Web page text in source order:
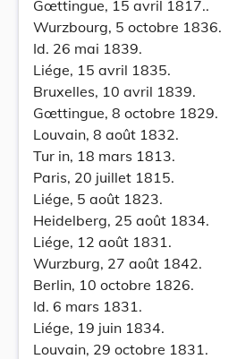
Gœttingue, 15 avril 1817..
Wurzbourg, 5 octobre 1836.
Id. 26 mai 1839.
Liége, 15 avril 1835.
Bruxelles, 10 avril 1839.
Gœttingue, 8 octobre 1829.
Louvain, 8 août 1832.
Tur in, 18 mars 1813.
Paris, 20 juillet 1815.
Liége, 5 août 1823.
Heidelberg, 25 août 1834.
Liége, 12 août 1831.
Wurzburg, 27 août 1842.
Berlin, 10 octobre 1826.
Id. 6 mars 1831.
Liége, 19 juin 1834.
Louvain, 29 octobre 1831.